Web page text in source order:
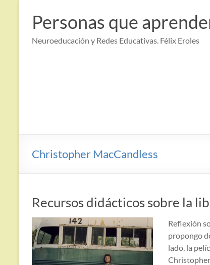
contenido
Personas que
Neuroeducación y Redes Educativas. Félix Eroles
Christopher MacCandless
Recursos didácticos sobre la
Reflexión
propongo
lado, la
Christopher